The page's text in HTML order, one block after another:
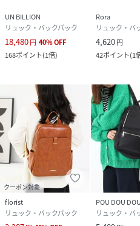
UN BILLION
リュック・バックパック
18,480円 40%OFF
168ポイント(1倍)
Rora
リュック・バ
4,620円
42ポイント(1
クーポン対象
florist
リュック・バックパック
POU DOU DOU
リュック・バ